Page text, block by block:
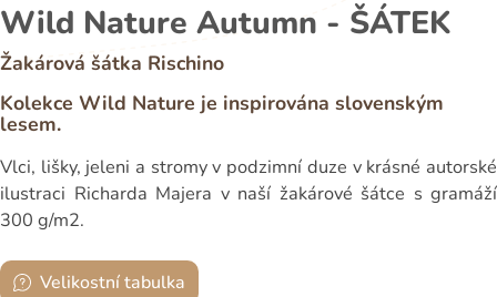
Wild Nature Autumn - ŠÁTEK
Žakárová šátka Rischino
Kolekce Wild Nature je inspirována slovenským
lesem.
Vlci, lišky, jeleni a stromy v podzimní duze v krásné autorské
ilustraci Richarda Majera v naší žakárové šátce s gramáží
300 g/m2.
Velikostní tabulka